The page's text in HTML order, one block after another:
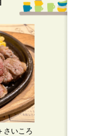
さいころ